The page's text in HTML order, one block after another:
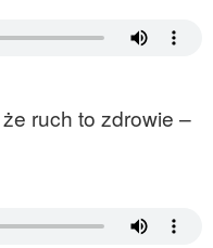
ruch to zdrowie –